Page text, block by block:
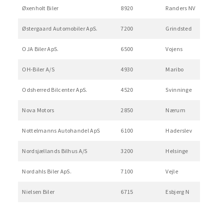
Øxenholt Biler 8920 Randers NV
Østergaard Automobiler ApS. 7200 Grindsted
OJA Biler ApS. 6500 Vojens
OH-Biler A/S 4930 Maribo
Odsherred Bilcenter ApS. 4520 Svinninge
Nova Motors 2850 Nærum
Nottelmanns Autohandel ApS 6100 Haderslev
Nordsjællands Bilhus A/S 3200 Helsinge
Nordahls Biler ApS. 7100 Vejle
Nielsen Biler 6715 Esbjerg N